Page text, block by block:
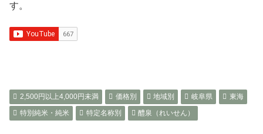
す。
2,500円以上4,000円未満 価格別 地域別 岐阜県
東海
特別純米・純米
特定名称別 醴泉（れいせん）